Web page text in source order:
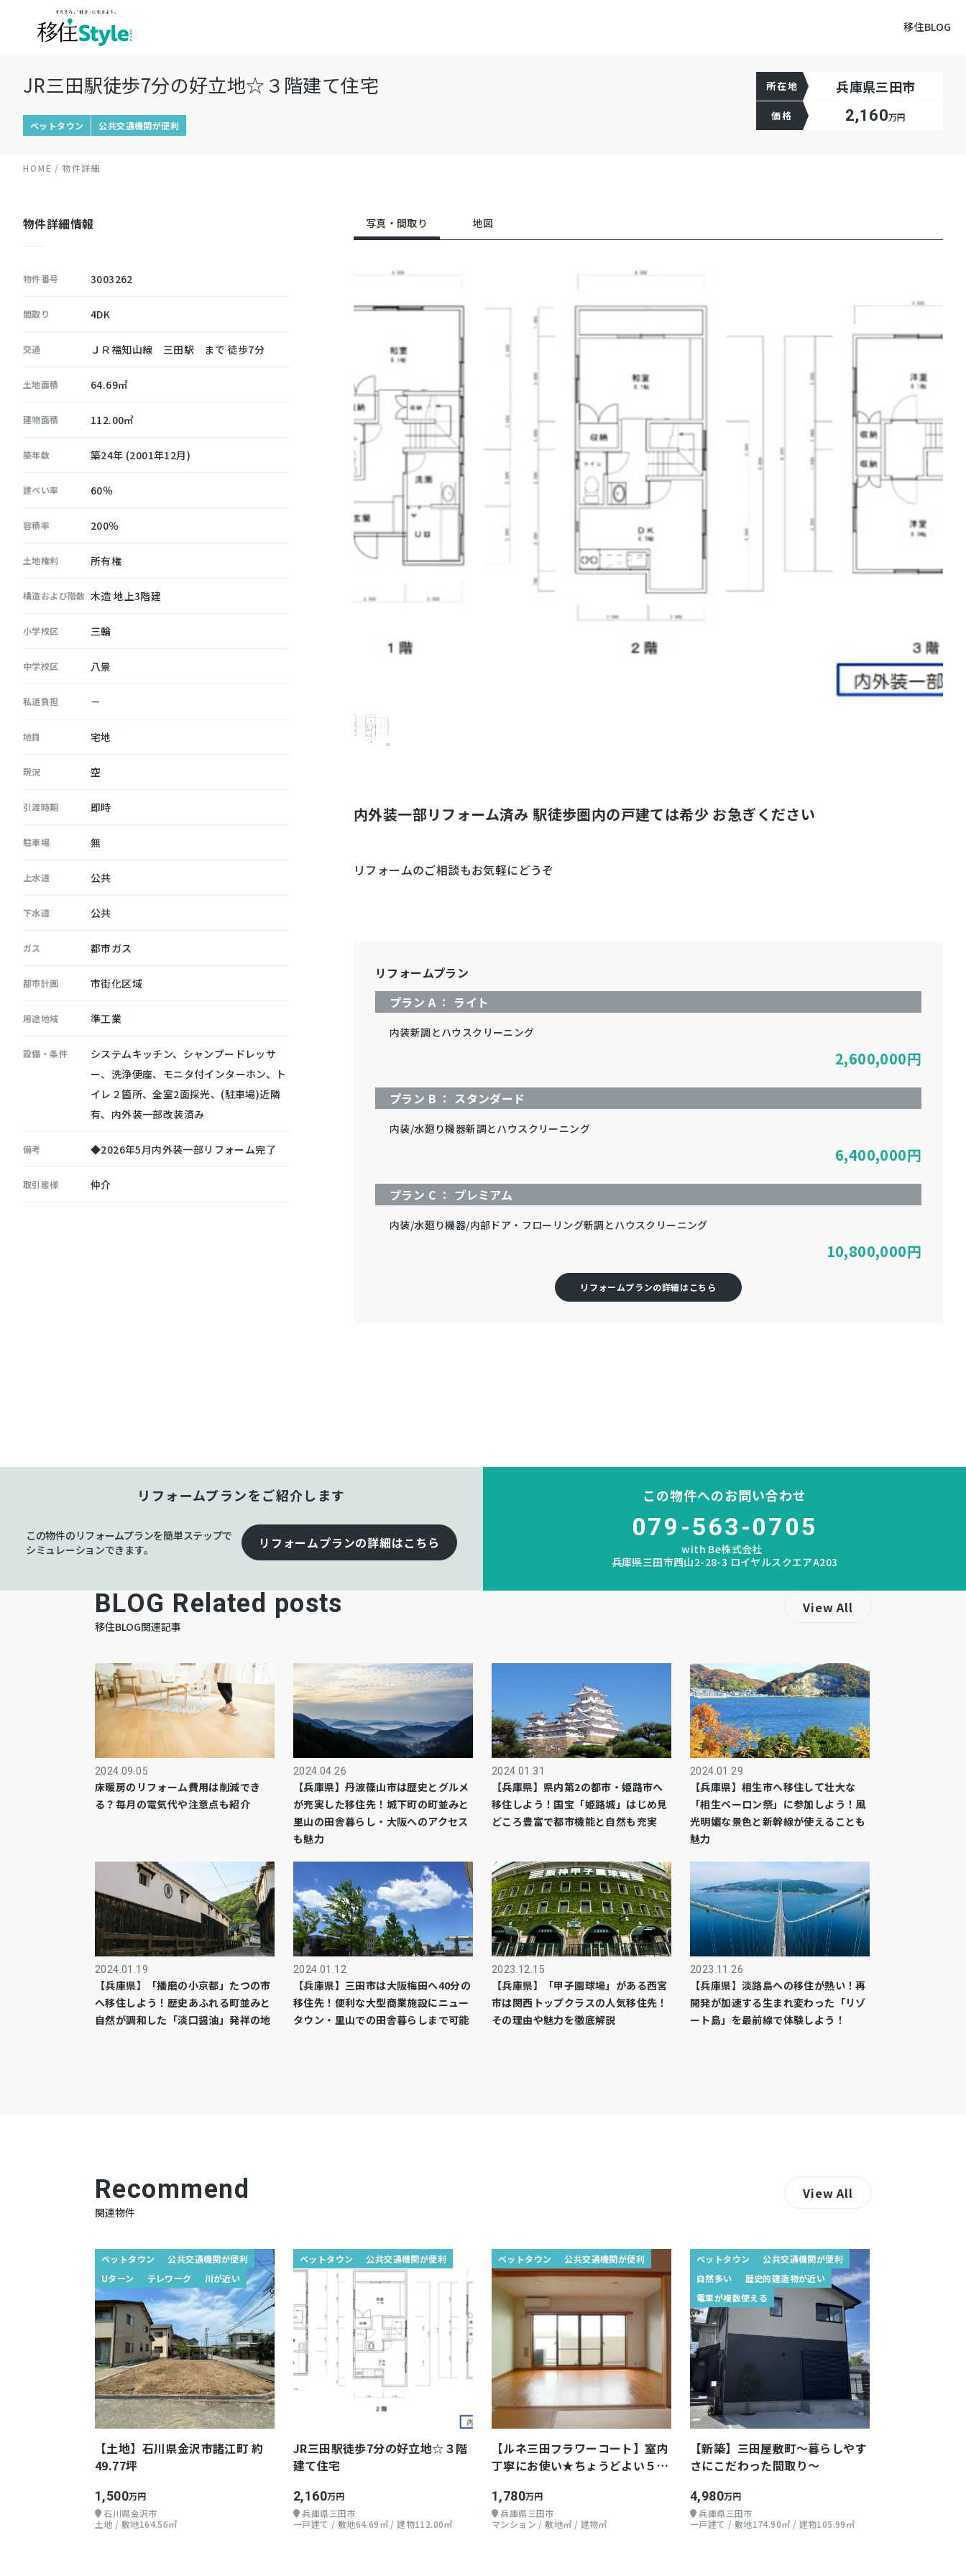
移住BLOG
JR三田駅徒歩7分の好立地☆３階建て住宅
ベットタウン 公共交通機関が便利
所在地 兵庫県三田市
価格 2,160万円
HOME 物件詳細
写真・間取り 地図
内外装一部リフォーム済み 駅徒歩圏内の戸建ては希少 お急ぎください
リフォームのご相談もお気軽にどうぞ
リフォームプラン
プラン A ： ライト
内装新調とハウスクリーニング
2,600,000円
プラン B ： スタンダード
内装/水廻り機器新調とハウスクリーニング
6,400,000円
プラン C ： プレミアム
内装/水廻り機器/内部ドア・フローリング新調とハウスクリーニング
10,800,000円
リフォームプランの詳細はこちら
物件詳細情報
物件番号 3003262
間取り 4DK
交通 ＪＲ福知山線 三田駅 まで 徒歩7分
土地面積 64.69㎡
建物面積 112.00㎡
築年数 築24年 (2001年12月)
建ぺい率 60％
容積率 200％
土地権利 所有権
構造および階数 木造 地上3階建
小学校区 三輪
中学校区 八景
私道負担 －
地目 宅地
現況 空
引渡時期 即時
駐車場 無
上水道 公共
下水道 公共
ガス 都市ガス
都市計画 市街化区域
用途地域 準工業
設備・条件
システムキッチン、シャンプードレッサ
ー、洗浄便座、モニタ付インターホン、ト
イレ２箇所、全室2面採光、(駐車場)近隣
有、内外装一部改装済み
備考 ◆2026年5月内外装一部リフォーム完了
取引態様 仲介
リフォームプランをご紹介します
この物件のリフォームプランを簡単ステップで
シミュレーションできます。
リフォームプランの詳細はこちら
この物件へのお問い合わせ
079-563-0705
with Be株式会社
兵庫県三田市西山2-28-3 ロイヤルスクエアA203
BLOG Related posts
移住BLOG関連記事
2024.09.05
床暖房のリフォーム費用は削減でき
る？毎月の電気代や注意点も紹介
2024.04.26
【兵庫県】丹波篠山市は歴史とグルメ
が充実した移住先！城下町の町並みと
里山の田舎暮らし・大阪へのアクセス
も魅力
2024.01.31
【兵庫県】県内第2の都市・姫路市へ
移住しよう！国宝「姫路城」はじめ見
どころ豊富で都市機能と自然も充実
2024.01.29
【兵庫県】相生市へ移住して壮大な
「相生ペーロン祭」に参加しよう！風
光明媚な景色と新幹線が使えることも
魅力
2024.01.19
【兵庫県】「播磨の小京都」たつの市
へ移住しよう！歴史あふれる町並みと
自然が調和した「淡口醤油」発祥の地
2024.01.12
【兵庫県】三田市は大阪梅田へ40分の
移住先！便利な大型商業施設にニュー
タウン・里山での田舎暮らしまで可能
2023.12.15
【兵庫県】「甲子園球場」がある西宮
市は関西トップクラスの人気移住先！
その理由や魅力を徹底解説
2023.11.26
【兵庫県】淡路島への移住が熱い！再
開発が加速する生まれ変わった「リゾ
ート島」を最前線で体験しよう！
View All
Recommend
関連物件
ベットタウン
公共交通機関が便利
Uターン
テレワーク 川が近い
【土地】石川県金沢市諸江町 約
49.77坪
1,500万円
石川県金沢市
土地 / 敷地164.56㎡
ベットタウン 公共交通機関が便利
JR三田駅徒歩7分の好立地☆３階
建て住宅
2,160万円
兵庫県三田市
一戸建て / 敷地64.69㎡ / 建物112.00㎡
ベットタウン 公共交通機関が便利
【ルネ三田フラワーコート】室内
丁寧にお使い★ちょうどよい５階
1,780万円
兵庫県三田市
マンション / 敷地㎡ / 建物㎡
ベットタウン
公共交通機関が便利
自然多い
歴史的建造物が近い
電車が複数使える
【新築】三田屋敷町～暮らしやす
さにこだわった間取り～
4,980万円
兵庫県三田市
一戸建て / 敷地174.90㎡ / 建物105.99㎡
View All